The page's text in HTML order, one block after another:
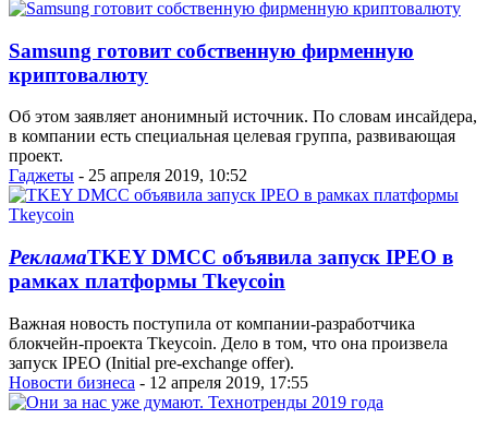
Samsung готовит собственную фирменную
криптовалюту
Об этом заявляет анонимный источник. По словам инсайдера,
в компании есть специальная целевая группа, развивающая
проект.
Гаджеты - 25 апреля 2019, 10:52
РекламаTKEY DMCC объявила запуск IPEO в
рамках платформы Tkeycoin
Важная новость поступила от компании-разработчика
блокчейн-проекта Tkeycoin. Дело в том, что она произвела
запуск IPEO (Initial pre-exchange offer).
Новости бизнеса - 12 апреля 2019, 17:55